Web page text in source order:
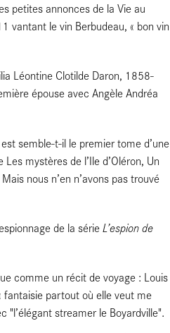
petites annonces de la Vie au
vantant le vin Berbudeau, « bon vin
Léontine Clotilde Daron, 1858-
épouse avec Angèle Andréa
est semble-t-il le premier tome d’une
mystères de l’Ile d’Oléron, Un
nous n’en n’avons pas trouvé
de la sérieL’espion de
comme un récit de voyage : Louis
fantaisie partout où elle veut me
"l’élégant streamer le Boyardville".